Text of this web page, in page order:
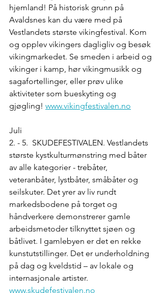
hjemland! På historisk grunn på
Avaldsnes kan du være med på
Vestlandets største vikingfestival. Kom
og opplev vikingers dagligliv og besøk
vikingmarkedet. Se smeden i arbeid og
vikinger i kamp, hør vikingmusikk og
sagafortellinger, eller prøv ulike
aktiviteter som bueskyting og
gjøgling! www.vikingfestivalen.no
Juli
2. - 5. SKUDEFESTIVALEN. Vestlandets
største kystkulturmønstring med båter
av alle kategorier - trebåter,
veteranbåter, lystbåter, småbåter og
seilskuter. Det yrer av liv rundt
markedsbodene på torget og
håndverkere demonstrerer gamle
arbeidsmetoder tilknyttet sjøen og
båtlivet. I gamlebyen er det en rekke
kunstutstillinger. Det er underholdning
på dag og kveldstid – av lokale og
internasjonale artister.
www.skudefestivalen.no